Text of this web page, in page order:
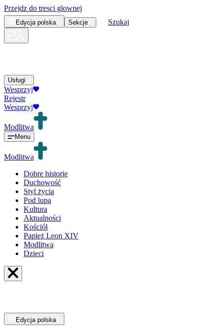
Przejdz do tresci glownej
Edycja polska Sekcje Szukaj
Usługi
Wesprzyj
Rejestr
Wesprzyj
Modlitwa
Menu
Modlitwa
Dobre historie
Duchowość
Styl życia
Pod lupą
Kultura
Aktualności
Kościół
Papież Leon XIV
Modlitwa
Dzieci
Edycja polska